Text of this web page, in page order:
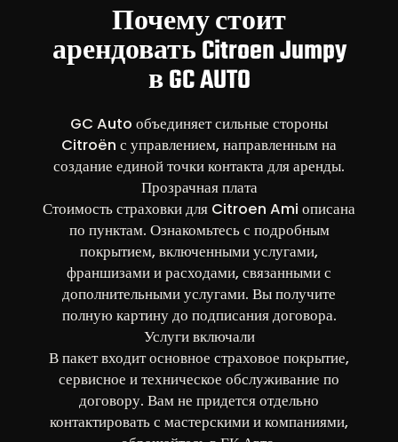
Почему стоит
арендовать Citroen Jumpy
в GC AUTO
GC Auto объединяет сильные стороны
Citroën с управлением, направленным на
создание единой точки контакта для аренды.
Прозрачная плата
Стоимость страховки для Citroen Ami описана
по пунктам. Ознакомьтесь с подробным
покрытием, включенными услугами,
франшизами и расходами, связанными с
дополнительными услугами. Вы получите
полную картину до подписания договора.
Услуги включали
В пакет входит основное страховое покрытие,
сервисное и техническое обслуживание по
договору. Вам не придется отдельно
контактировать с мастерскими и компаниями,